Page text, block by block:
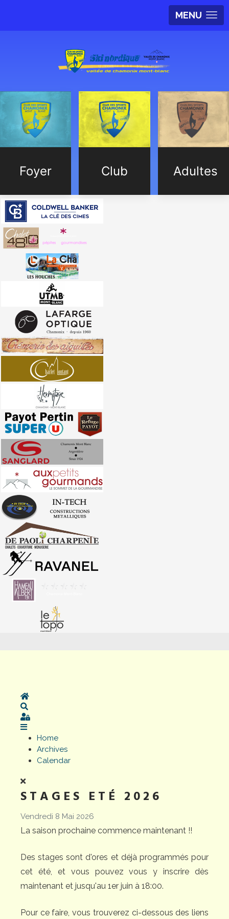
MENU
Foyer Club Adultes
Home
Sign In
Home
Archives
Calendar
STAGES ETÉ 2026
Vendredi 8 Mai 2026
La saison prochaine commence maintenant !!
Des stages sont d'ores et déjà programmés pour
cet été, et vous pouvez vous y inscrire dès
maintenant et jusqu'au 1er juin à 18:00.
Pour ce faire, vous trouverez ci-dessous des liens